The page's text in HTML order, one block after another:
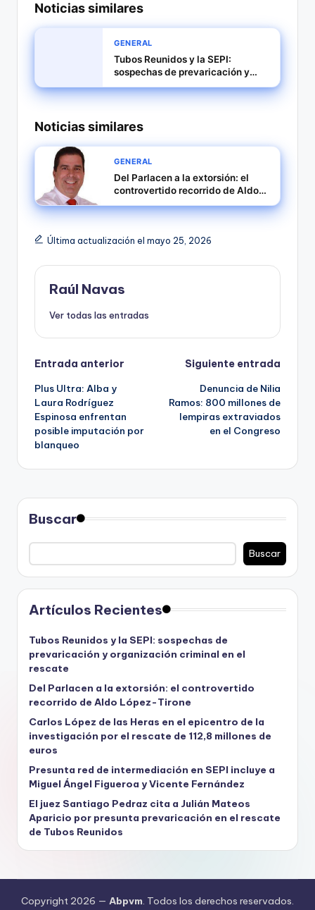
Noticias similares
GENERAL
Tubos Reunidos y la SEPI:
sospechas de prevaricación y
organización criminal en el
rescate
Noticias similares
GENERAL
Del Parlacen a la extorsión: el
controvertido recorrido de Aldo
López-Tirone
Última actualización el mayo 25, 2026
Raúl Navas
Ver todas las entradas
Navegación
de
entradas
Entrada anterior
Plus Ultra: Alba y
Laura Rodríguez
Espinosa enfrentan
posible imputación por
blanqueo
Siguiente entrada
Denuncia de Nilia
Ramos: 800 millones de
lempiras extraviados
en el Congreso
Buscar
Buscar
Artículos Recientes
Tubos Reunidos y la SEPI: sospechas de
prevaricación y organización criminal en el
rescate
Del Parlacen a la extorsión: el controvertido
recorrido de Aldo López-Tirone
Carlos López de las Heras en el epicentro de la
investigación por el rescate de 112,8 millones de
euros
Presunta red de intermediación en SEPI incluye a
Miguel Ángel Figueroa y Vicente Fernández
El juez Santiago Pedraz cita a Julián Mateos
Aparicio por presunta prevaricación en el rescate
de Tubos Reunidos
Copyright 2026 — Abpvm. Todos los derechos reservados.